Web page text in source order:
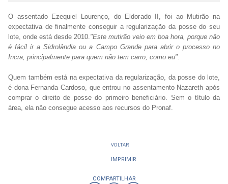
O assentado Ezequiel Lourenço, do Eldorado II, foi ao Mutirão na
expectativa de finalmente conseguir a regularização da posse do seu
lote, onde está desde 2010."Este mutirão veio em boa hora, porque não
é fácil ir a Sidrolândia ou a Campo Grande para abrir o processo no
Incra, principalmente para quem não tem carro, como eu".
Quem também está na expectativa da regularização, da posse do lote,
é dona Fernanda Cardoso, que entrou no assentamento Nazareth após
comprar o direito de posse do primeiro beneficiário. Sem o título da
área, ela não consegue acesso aos recursos do Pronaf.
VOLTAR
IMPRIMIR
COMPARTILHAR